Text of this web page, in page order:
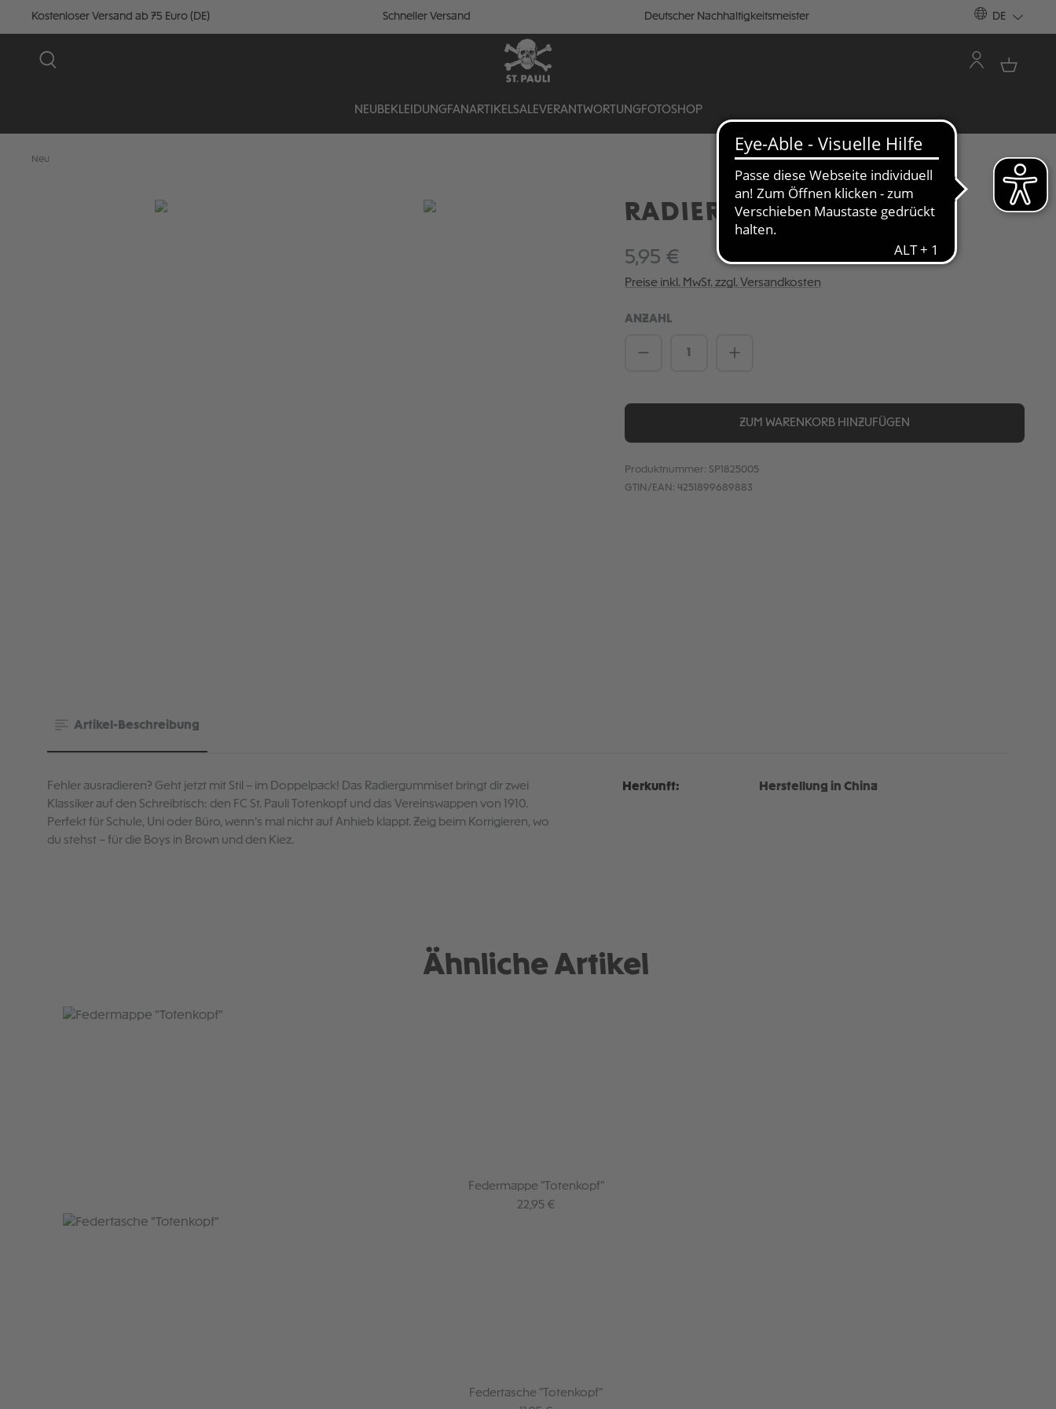
Kostenloser Versand ab 75 Euro (DE) Schneller Versand Deutscher Nachhaltigkeitsmeister DE
NEU BEKLEIDUNGFANARTIKELSALEVERANTWORTUNGFOTOSHOP
Neu
Bildergalerie überspringen RADIERGUMMI 2ER SET
5,95 €
Preise inkl. MwSt. zzgl. Versandkosten
ANZAHL
Produkt Anzahl: Gib den gewünschten Wert
ZUM WARENKORB HINZUFÜGEN
Produktnummer: SP1825005
GTIN/EAN: 4251899689883
Artikel-Beschreibung
Fehler ausradieren? Geht jetzt mit Stil – im Doppelpack! Das Radiergummiset bringt dir zwei
Klassiker auf den Schreibtisch: den FC St. Pauli Totenkopf und das Vereinswappen von 1910.
Perfekt für Schule, Uni oder Büro, wenn’s mal nicht auf Anhieb klappt. Zeig beim Korrigieren, wo
du stehst – für die Boys in Brown und den Kiez.
Herkunft: Herstellung in China
Ähnliche Artikel
Produktgalerie überspringen
Federmappe "Totenkopf"
Regulärer Preis:
22,95 €
Federtasche "Totenkopf"